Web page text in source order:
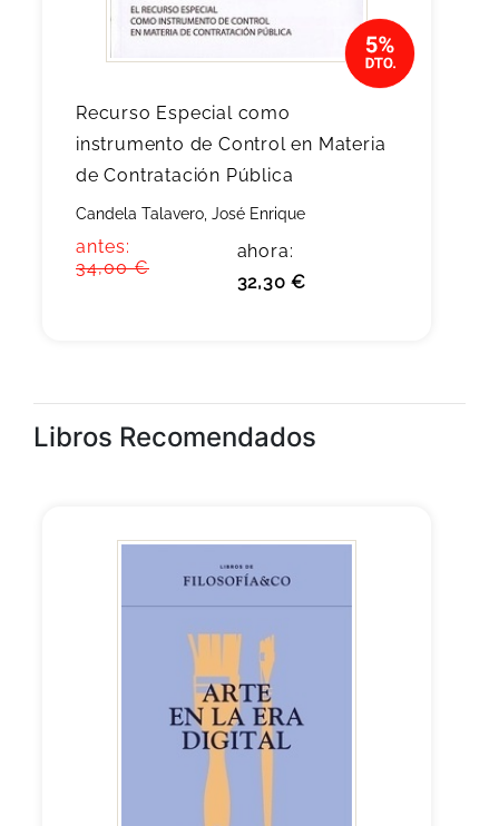
Recurso Especial como
instrumento de Control en Materia
de Contratación Pública
Candela Talavero, José Enrique
antes:
34,00 €
ahora:
32,30 €
Libros Recomendados